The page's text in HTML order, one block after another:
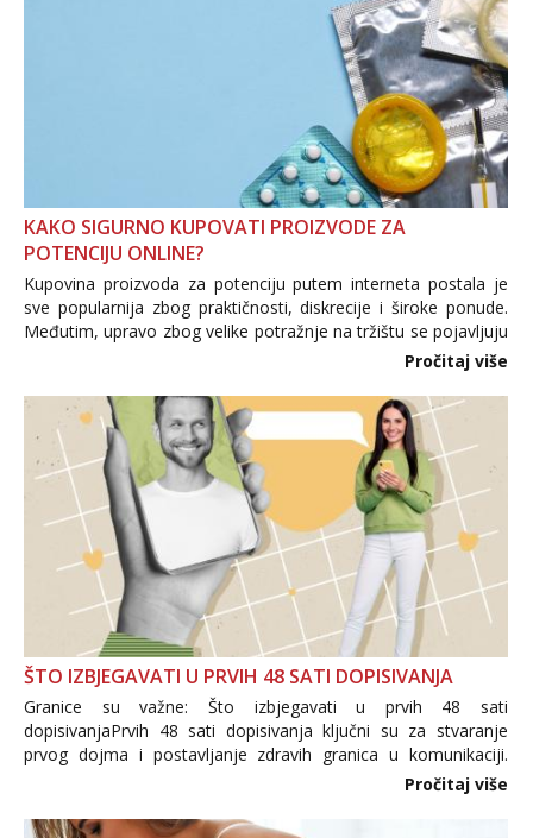
KAKO SIGURNO KUPOVATI PROIZVODE ZA
POTENCIJU ONLINE?
Kupovina proizvoda za potenciju putem interneta postala je
sve popularnija zbog praktičnosti, diskrecije i široke ponude.
Međutim, upravo zbog velike potražnje na tržištu se pojavljuju
i brojni krivotvoreni proizvodi, nepouzdane internetske
Pročitaj više
ŠTO IZBJEGAVATI U PRVIH 48 SATI DOPISIVANJA
Granice su važne: Što izbjegavati u prvih 48 sati
dopisivanjaPrvih 48 sati dopisivanja ključni su za stvaranje
prvog dojma i postavljanje zdravih granica u komunikaciji.
Važno je izbjeći prebrzo otkrivanje osobnih ili intimnih
informacija, jer nepoznata osoba još nije zaslužila to
povjerenje. Takođe...
Pročitaj više